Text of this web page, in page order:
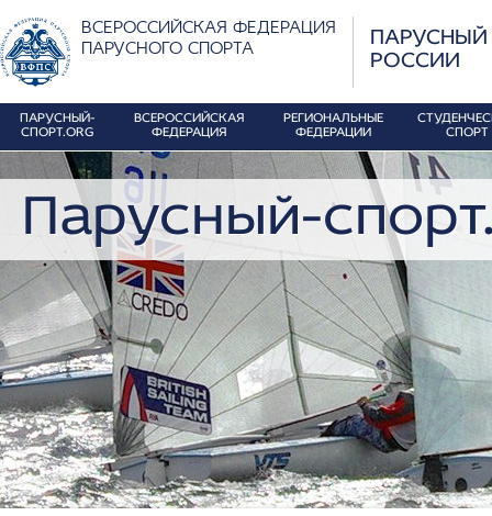
ВСЕРОССИЙСКАЯ ФЕДЕРАЦИЯ
ПАРУСНОГО СПОРТА
ПАРУСНЫЙ
РОССИИ
ПАРУСНЫЙ-
СПОРТ.ORG
ВСЕРОССИЙСКАЯ
ФЕДЕРАЦИЯ
РЕГИОНАЛЬНЫЕ
ФЕДЕРАЦИИ
СПОРТ
Парусный-